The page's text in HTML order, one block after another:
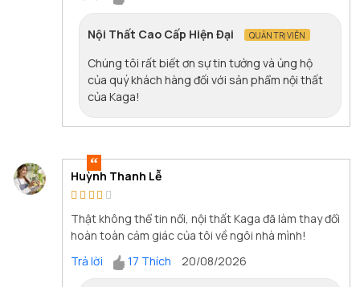
Nội Thất Cao Cấp Hiện Đại QUẢN TRỊ VIÊN
Chúng tôi rất biết ơn sự tin tưởng và ủng hộ
của quý khách hàng đối với sản phẩm nội thất
của Kaga!
Huỳnh Thanh Lễ
Thật không thể tin nổi, nội thất Kaga đã làm thay đổi
hoàn toàn cảm giác của tôi về ngôi nhà mình!
Trả lời
17 Thích 20/08/2026